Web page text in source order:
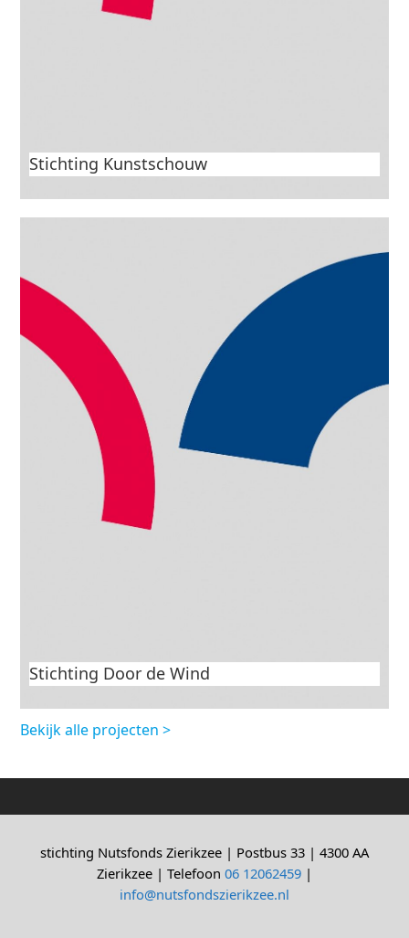
Stichting Kunstschouw
Stichting Door de Wind
Havenconcerten Schouwen-Duiveland 2025
Bekijk alle projecten >
stichting Nutsfonds Zierikzee | Postbus 33 | 4300 AA
Zierikzee | Telefoon 06 12062459 |
info@nutsfondszierikzee.nl